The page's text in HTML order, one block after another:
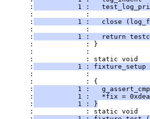
:
1 :
:             :
:
1 :   close
:             :
:
1 :   return
:             : }
:             :
:             : static void
:
1 : fixture_setup
:             :
:             : {
:
1 :
:
1 :   *fix =
:
           1 : }
:             : static void